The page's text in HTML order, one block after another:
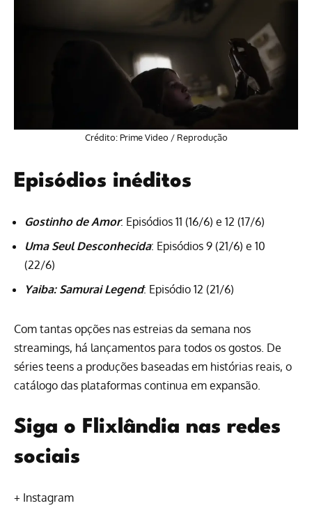
Crédito: Prime Video / Reprodução
Episódios inéditos
Gostinho de Amor: Episódios 11 (16/6) e 12 (17/6)
Uma Seul Desconhecida: Episódios 9 (21/6) e 10
(22/6)
Yaiba: Samurai Legend: Episódio 12 (21/6)
Com tantas opções nas estreias da semana nos
streamings, há lançamentos para todos os gostos. De
séries teens a produções baseadas em histórias reais, o
catálogo das plataformas continua em expansão.
Siga o Flixlândia nas redes
sociais
+ Instagram